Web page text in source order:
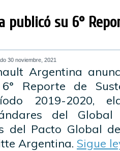
publicó su 6°
30 noviembre, 2021
Argentina
Reporte de
2019-2020,
del
del Pacto Global
Argentina. Sigue